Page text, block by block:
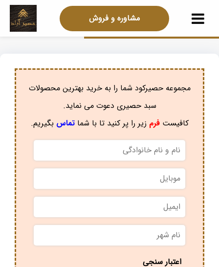
مشاوره و فروش
مجموعه حصیرکود شما را به خرید بهترین محصولات
سبد حصیری دعوت می نماید.
کافیستفرم زیر را پر کنید تا با شماتماس بگیریم.
نام
و
نام
خانوادگی
موبایل
ایمیل
نام
شهر *
اعتبار سنجی